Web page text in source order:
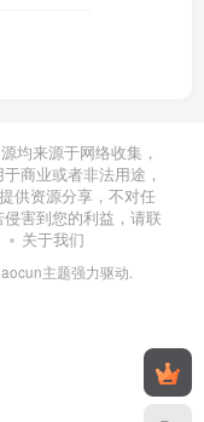
均来源于网络收集，
商业或者非法用途，
供资源分享，不对任
害到您的利益，请联
关于我们
主题强力驱动.